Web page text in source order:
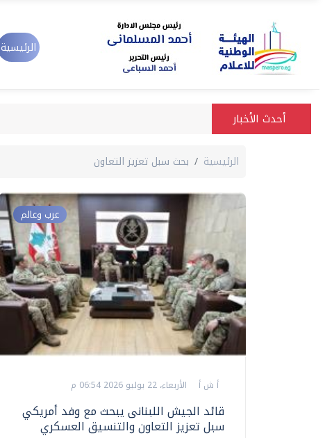
الرئيسية
أحدث الأخبار
الرئيسية بحث سبل تعزيز التعاون
عرب وعالم
أ ش أ الأربعاء، 22 يوليو 2026 06:54 م
قائد الجيش اللبنانى يبحث مع وفد أمريكي
سبل تعزيز التعاون والتنسيق العسكري